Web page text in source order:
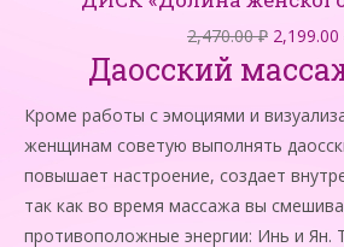
2,470.00₽
цена
2,470.00
2,199.00
Даосский
Кроме работы с эмоциями и
женщинам советую выполнять
повышает настроение, создает
так как во время массажа вы
противоположные энергии: Инь и Ян.